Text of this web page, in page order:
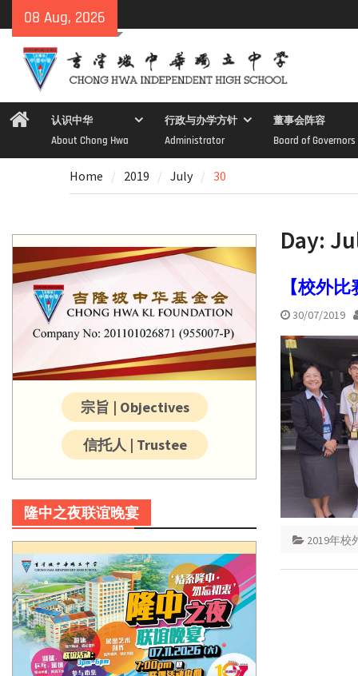
to
content
08 Aug, 2026
Home认识中华
About Chong Hwa
行政与办学方针
Administrator
董事会阵容
Board of Governors
Home 2019 July 30
Day:
【校外
30/07/2019
2019年校
宗旨 | Objectives
信托人 | Trustee
隆中之夜联谊晚宴